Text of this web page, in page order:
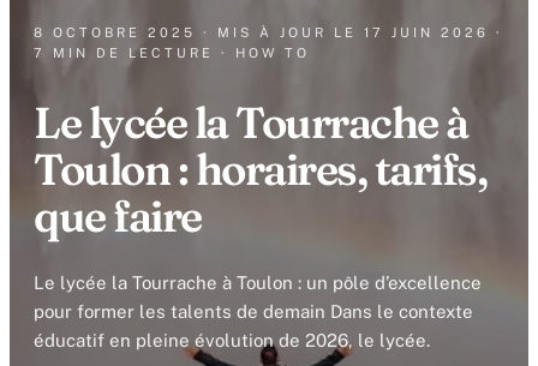
8 OCTOBRE 2025 · MIS À JOUR LE 17 JUIN 2026
·
7 MIN DE LECTURE
· HOW TO
Le lycée la Tourrache à
Toulon : horaires, tarifs,
que faire
Le lycée la Tourrache à Toulon : un pôle d’excellence
pour former les talents de demain Dans le contexte
éducatif en pleine évolution de 2026, le lycée.